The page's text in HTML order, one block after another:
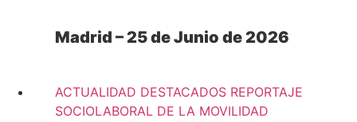
Madrid – 25 de Junio de 2026
ACTUALIDAD DESTACADOS REPORTAJE
SOCIOLABORAL DE LA MOVILIDAD